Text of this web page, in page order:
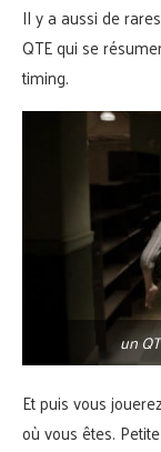
Il y a aussi de
QTE qui se
timing.
un
Et puis vous
où vous êtes.